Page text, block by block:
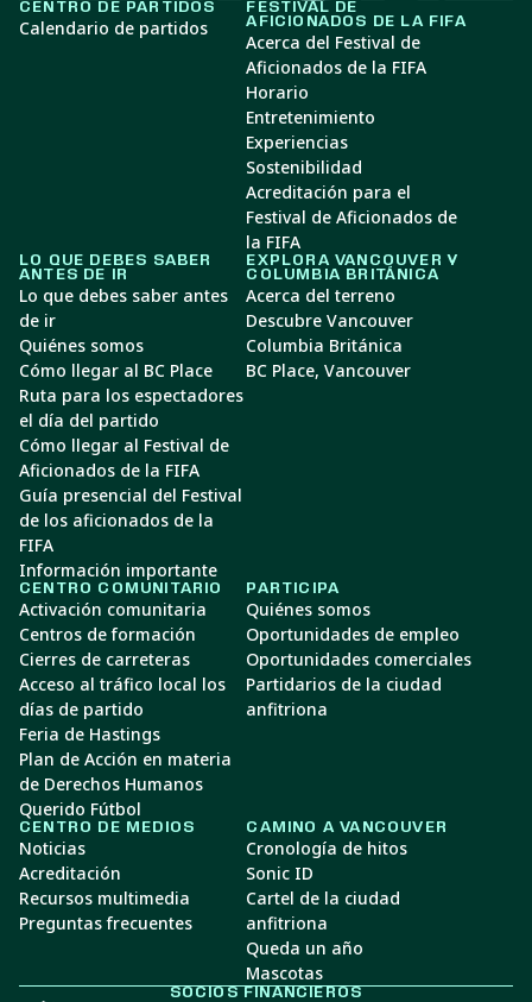
CENTRO DE PARTIDOS
Calendario de partidos
FESTIVAL DE
AFICIONADOS DE LA FIFA
Acerca del Festival de
Aficionados de la FIFA
Horario
Entretenimiento
Experiencias
Sostenibilidad
Acreditación para el
Festival de Aficionados de
la FIFA
LO QUE DEBES SABER
ANTES DE IR
Lo que debes saber antes
de ir
Quiénes somos
Cómo llegar al BC Place
Ruta para los espectadores
el día del partido
Cómo llegar al Festival de
Aficionados de la FIFA
Guía presencial del Festival
de los aficionados de la
FIFA
Información importante
EXPLORA VANCOUVER Y
COLUMBIA BRITÁNICA
Acerca del terreno
Descubre Vancouver
Columbia Británica
BC Place, Vancouver
CENTRO COMUNITARIO
Activación comunitaria
Centros de formación
Cierres de carreteras
Acceso al tráfico local los
días de partido
Feria de Hastings
Plan de Acción en materia
de Derechos Humanos
Querido Fútbol
PARTICIPA
Quiénes somos
Oportunidades de empleo
Oportunidades comerciales
Partidarios de la ciudad
anfitriona
CENTRO DE MEDIOS
Noticias
Acreditación
Recursos multimedia
Preguntas frecuentes
CAMINO A VANCOUVER
Cronología de hitos
Sonic ID
Cartel de la ciudad
anfitriona
Queda un año
Mascotas
SOCIOS FINANCIEROS